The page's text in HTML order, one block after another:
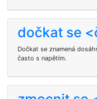
dočkat se
Dočkat se znamená
často s napětím.